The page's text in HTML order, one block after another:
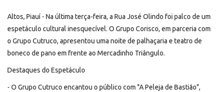
Altos, Piauí - Na última terça-feira, a Rua José Olindo foi palco de um
espetáculo cultural inesquecível. O Grupo Corisco, em parceria com
o Grupo Cutruco, apresentou uma noite de palhaçaria e teatro de
boneco de pano em frente ao Mercadinho Triângulo.
Destaques do Espetáculo
- O Grupo Cutruco encantou o público com "A Peleja de Bastião",